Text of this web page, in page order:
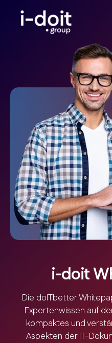
i-doit
Die doITbetter
Expertenwissen auf
kompaktes und
Aspekten der IT-